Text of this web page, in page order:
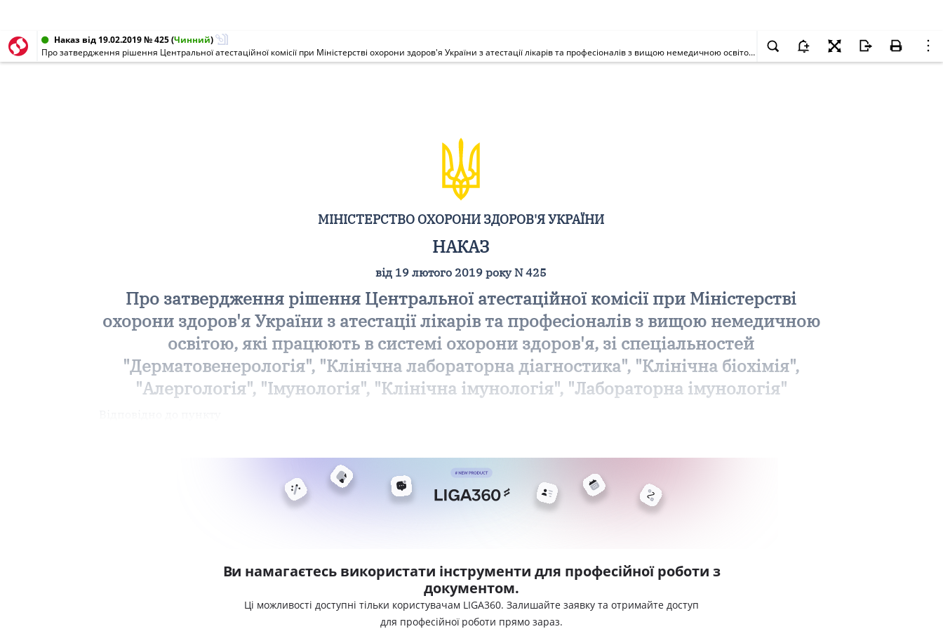
Наказ від 19.02.2019 № 425(Чинний)
Про затвердження рішення Центральної атестаційної комісії при Міністерстві охорони здоров'я України з атестації лікарів та професіоналів з вищою немедичною освітою, які працюють в системі охорони здоров'я, зі спеціальностей "Дерматовенерологія", "Клінічна лабораторна діагностика", "Клінічна біохімія", "Алергологія", "Імунологія", "Клінічна імунологія", "Лабораторна імунологія"
МІНІСТЕРСТВО ОХОРОНИ ЗДОРОВ'Я УКРАЇНИ
НАКАЗ
від 19 лютого 2019 року N 425
Про затвердження рішення Центральної атестаційної комісії при Міністерстві
охорони здоров'я України з атестації лікарів та професіоналів з вищою немедичною
освітою, які працюють в системі охорони здоров'я, зі спеціальностей
"Дерматовенерологія", "Клінічна лабораторна діагностика", "Клінічна біохімія",
"Алергологія", "Імунологія", "Клінічна імунологія", "Лабораторна імунологія"
Ви намагаєтесь використати інструменти для професійної роботи з
документом.
Ці можливості доступні тільки користувачам LIGA360. Залишайте заявку та отримайте доступ
для професійної роботи прямо зараз.